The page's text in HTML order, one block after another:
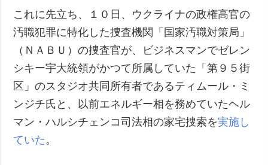
これに先立ち、１０日、ウクライナの政権高官の
汚職犯罪に特化した捜査機関「国家汚職対策局」
（ＮＡＢＵ）の捜査官が、ビジネスマンでゼレン
シキー宇大統領がかつて所属していた「第９５街
区」のスタジオ共同所有者であるティムール・ミ
ンジチ氏と、以前エネルギー相を務めていたヘル
マン・ハルシチェンコ司法相の家宅捜索を実施し
ていた 。